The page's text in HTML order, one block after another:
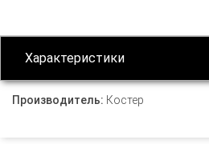
Характеристики
Производитель: Костер